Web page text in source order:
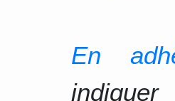
En
indiquer